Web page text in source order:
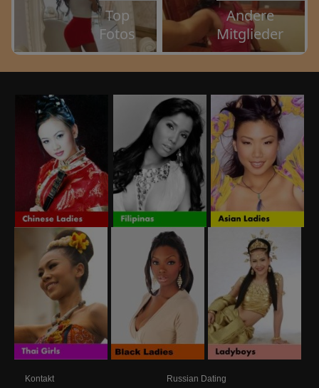
Top
Fotos
Andere
Mitglieder
Kontakt
Russian Dating